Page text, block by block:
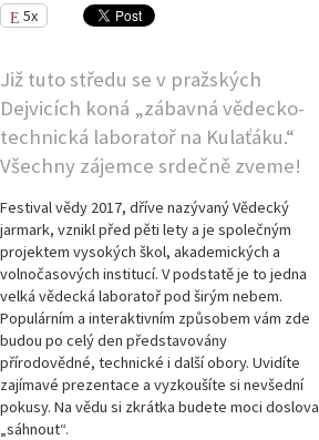
5x
Již tuto středu se v pražských
Dejvicích koná „zábavná vědecko-
technická laboratoř na Kulaťáku.“
Všechny zájemce srdečně zveme!
Festival vědy 2017, dříve nazývaný Vědecký
jarmark, vznikl před pěti lety a je společným
projektem vysokých škol, akademických a
volnočasových institucí. V podstatě je to jedna
velká vědecká laboratoř pod širým nebem.
Populárním a interaktivním způsobem vám zde
budou po celý den představovány
přírodovědné, technické i další obory. Uvidíte
zajímavé prezentace a vyzkoušíte si nevšední
pokusy. Na vědu si zkrátka budete moci doslova
„sáhnout“.